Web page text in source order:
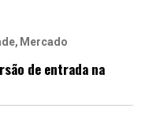
Mercado
de entrada na